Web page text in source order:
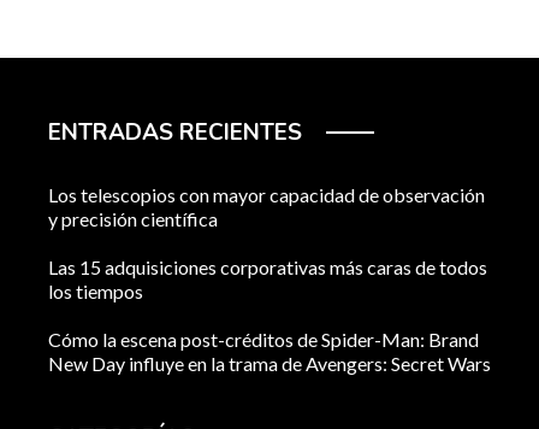
ENTRADAS RECIENTES
Los telescopios con mayor capacidad de observación
y precisión científica
Las 15 adquisiciones corporativas más caras de todos
los tiempos
Cómo la escena post-créditos de Spider-Man: Brand
New Day influye en la trama de Avengers: Secret Wars